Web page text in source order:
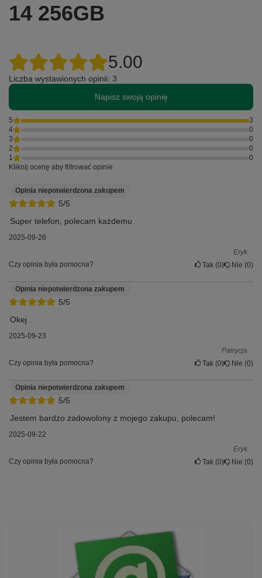
14 256GB
5.00
Liczba wystawionych opinii: 3
Napisz swoją opinię
5
3
4
0
3
0
2
0
1
0
Kliknij ocenę aby filtrować opinie
5/5
Opinia niepotwierdzona zakupem
Super telefon, polecam każdemu
2025-09-26
Eryk
Czy opinia była pomocna?
Tak 0 Nie 0
5/5
Opinia niepotwierdzona zakupem
Okej
2025-09-23
Patrycja
Czy opinia była pomocna?
Tak 0 Nie 0
5/5
Opinia niepotwierdzona zakupem
Jestem bardzo zadowolony z mojego zakupu, polecam!
2025-09-22
Eryk
Czy opinia była pomocna?
Tak 0 Nie 0